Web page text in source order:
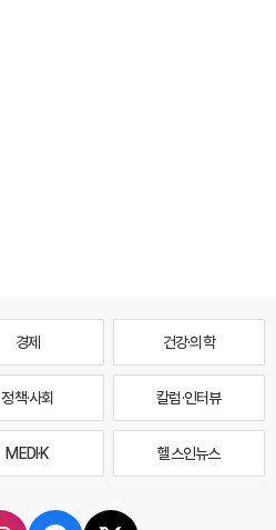
경제 건강·의학
정책·사회 칼럼·인터뷰
MEDI·K 헬스인뉴스